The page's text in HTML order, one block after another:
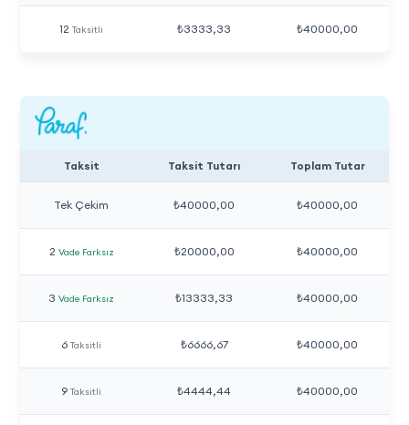
12Taksitli ₺3333,33 ₺40000,00
Taksit Taksit Tutarı Toplam Tutar
Tek Çekim ₺40000,00 ₺40000,00
2 Vade Farksız ₺20000,00 ₺40000,00
3Vade Farksız ₺13333,33 ₺40000,00
6Taksitli ₺6666,67 ₺40000,00
9Taksitli ₺4444,44 ₺40000,00